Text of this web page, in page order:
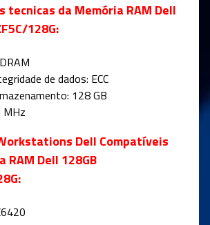
tecnicas da Memória RAM Dell
128G:
de dados: ECC
128 GB
MHz
Dell Compatíveis
RAM Dell 128GB